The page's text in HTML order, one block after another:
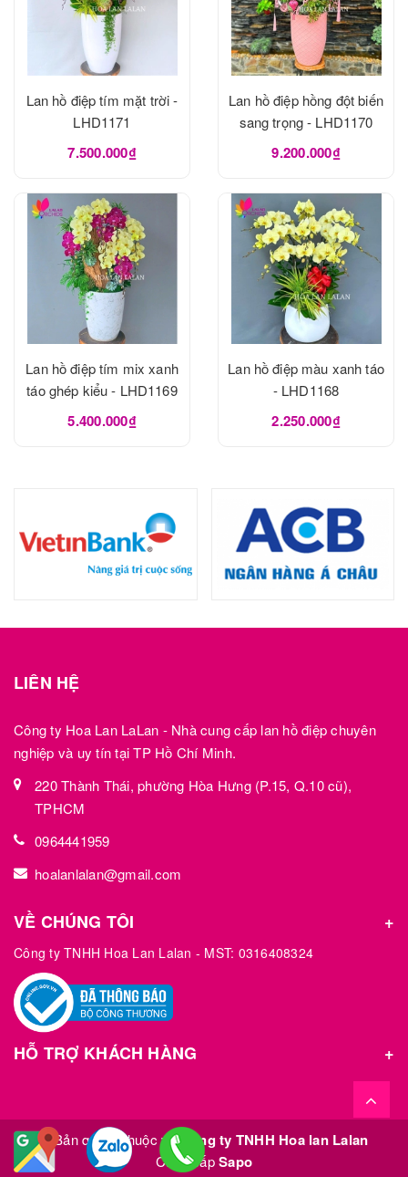
Lan hồ điệp tím mặt trời -
LHD1171
7.500.000₫
Lan hồ điệp hồng đột biến
sang trọng - LHD1170
9.200.000₫
Lan hồ điệp tím mix xanh
táo ghép kiểu - LHD1169
5.400.000₫
Lan hồ điệp màu xanh táo
- LHD1168
2.250.000₫
LIÊN HỆ
Công ty Hoa Lan LaLan - Nhà cung cấp lan hồ điệp chuyên
nghiệp và uy tín tại TP Hồ Chí Minh.
220 Thành Thái, phường Hòa Hưng (P.15, Q.10 cũ),
TPHCM
0964441959
hoalanlalan@gmail.com
VỀ CHÚNG TÔI
Công ty TNHH Hoa Lan Lalan - MST: 0316408324
HỖ TRỢ KHÁCH HÀNG
© Bản quyền thuộc vềCông ty TNHH Hoa lan Lalan
Cung cấpSapo